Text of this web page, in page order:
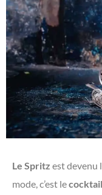
Le Spritz est devenu
mode, c’est le